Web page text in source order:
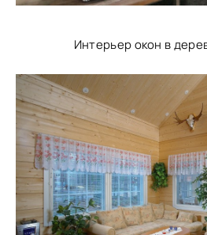
Интерьер окон в